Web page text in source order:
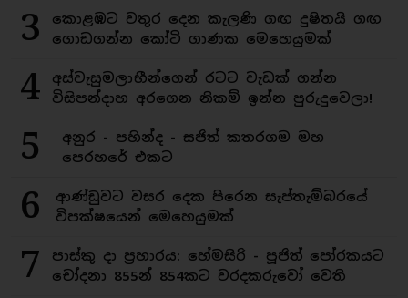
3
කොළඹට වතුර දෙන කැලණි ගඟ දුෂිතයි ගඟ
ගොඩගන්න කෝටි ගාණක මෙහෙයුමක්
4
අස්වැසුමලාභීන්ගෙන් රටට වැඩක් ගන්න
විසිපන්දාහ අරගෙන නිකම් ඉන්න පුරුදුවෙලා!
5
අනුර - පහින්ද - සජිත් කතරගම මහ
පෙරහරේ එකට
6
ආණ්ඩුවට වසර දෙක පිරෙන සැප්තැම්බරයේ
විපක්ෂයෙන් මෙහෙයුමක්
7
පාස්කු දා ප්‍රහාරය: හේමසිරි - පූජිත් පෝරකයට
චෝදනා 855න් 854කට වරදකරුවෝ වෙති